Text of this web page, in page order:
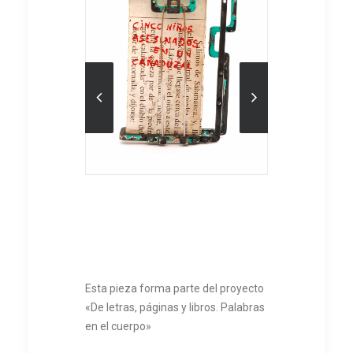
Esta pieza forma parte del proyecto
«De letras, páginas y libros. Palabras
en el cuerpo»